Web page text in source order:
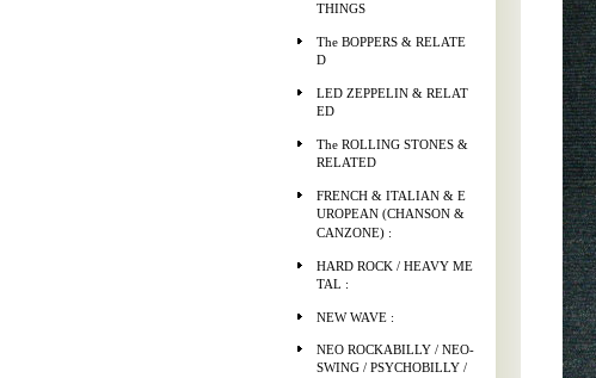
THINGS
The BOPPERS & RELATE
D
LED ZEPPELIN & RELAT
ED
The ROLLING STONES &
RELATED
FRENCH & ITALIAN & E
UROPEAN (CHANSON &
CANZONE) :
HARD ROCK / HEAVY ME
TAL :
NEW WAVE :
NEO ROCKABILLY / NEO-
SWING / PSYCHOBILLY /